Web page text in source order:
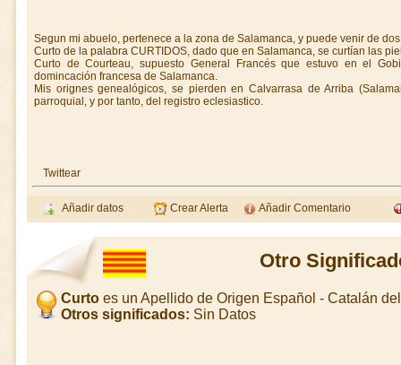
Segun mi abuelo, pertenece a la zona de Salamanca, y puede venir de
Curto de la palabra CURTIDOS, dado que en Salamanca, se curtían las
Curto de Courteau, supuesto General Francés que estuvo en el
domincación francesa de Salamanca.
Mis orignes genealógicos, se pierden en Calvarrasa de Arriba
parroquial, y por tanto, del registro eclesiastico.
Twittear
Añadir datos Crear Alerta Añadir Comentario
Otro
Curto es un Apellido de Origen Español - Catalán
Otros significados: Sin Datos